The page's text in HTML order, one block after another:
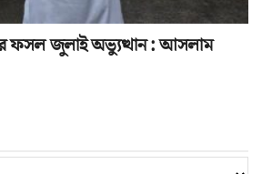
ফসল জুলাই অভ্যুত্থান : আসলাম